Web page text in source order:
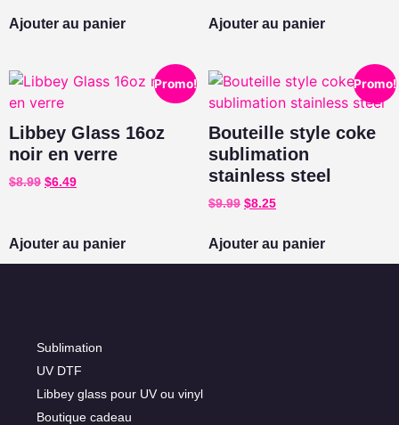
Ajouter au panier Ajouter au panier
Promo!
Libbey Glass 16oz
noir en verre
$8.99 $6.49
Ajouter au panier
Promo!
Bouteille style coke
sublimation
stainless steel
$9.99 $8.25
Ajouter au panier
Sublimation
UV DTF
Libbey glass pour UV ou vinyl
Boutique cadeau